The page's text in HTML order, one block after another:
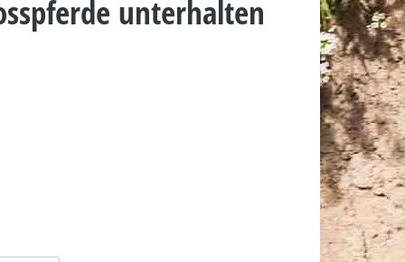
unterhalten